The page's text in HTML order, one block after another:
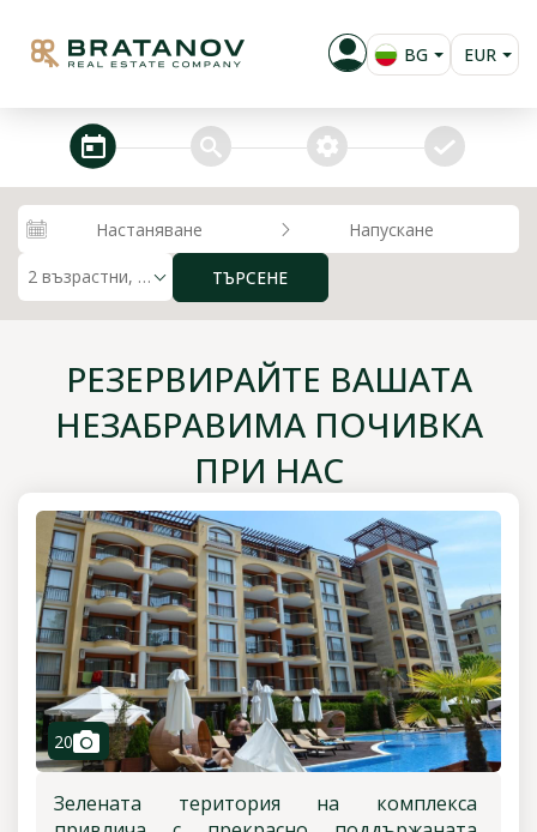
BG
RU
EUR
RON
KZT
steps_calendar search extra_services confirm
Настаняване Напускане
2 възрастни, 0 деца ТЪРСЕНЕ
РЕЗЕРВИРАЙТЕ ВАШАТА
НЕЗАБРАВИМА ПОЧИВКА
ПРИ НАС
20camera
Зелената територия на комплекса